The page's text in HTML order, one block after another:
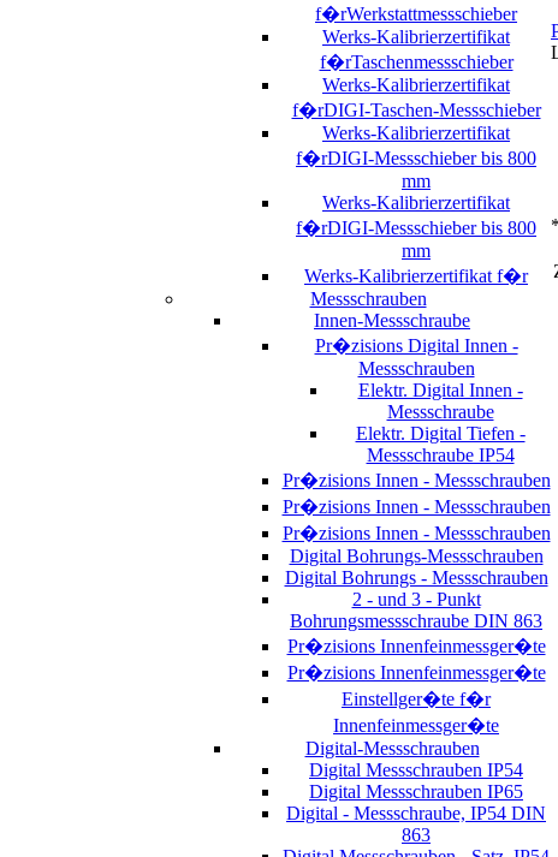
f�rWerkstattmessschieber
Werks-Kalibrierzertifikat
f�rTaschenmessschieber
Werks-Kalibrierzertifikat
f�rDIGI-Taschen-Messschieber
Werks-Kalibrierzertifikat
f�rDIGI-Messschieber bis 800
mm
Werks-Kalibrierzertifikat
f�rDIGI-Messschieber bis 800
mm
Werks-Kalibrierzertifikat f�r
Messschrauben
Innen-Messschraube
Pr�zisions Digital Innen -
Messschrauben
Elektr. Digital Innen -
Messschraube
Elektr. Digital Tiefen -
Messschraube IP54
Pr�zisions Innen - Messschrauben
Pr�zisions Innen - Messschrauben
Pr�zisions Innen - Messschrauben
Digital Bohrungs-Messschrauben
Digital Bohrungs - Messschrauben
2 - und 3 - Punkt
Bohrungsmessschraube DIN 863
Pr�zisions Innenfeinmessger�te
Pr�zisions Innenfeinmessger�te
Einstellger�te f�r
Innenfeinmessger�te
Digital-Messschrauben
Digital Messschrauben IP54
Digital Messschrauben IP65
Digital - Messschraube, IP54 DIN
863